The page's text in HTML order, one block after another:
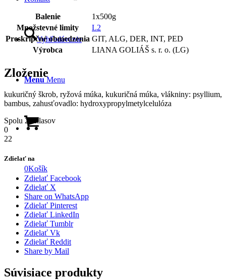
Vyhľadávanie
Menu Menu
0Košík
Balenie
1x500g
Množstevné limity
L2
Preskripčné obmedzenia GIT, ALG, DER, INT, PED
Výrobca
LIANA GOLIÁŠ s. r. o. (LG)
Zloženie
kukuričný škrob, ryžová múka, kukuričná múka, vlákniny: psyllium,
bambus, zahusťovadlo: hydroxypropylmetylcelulóza
Spolu 22
hlasov
0
22
Zdielať na
Zdielať Facebook
Zdielať X
Share on WhatsApp
Zdielať Pinterest
Zdielať LinkedIn
Zdielať Tumblr
Zdielať Vk
Zdielať Reddit
Share by Mail
Súvisiace produkty